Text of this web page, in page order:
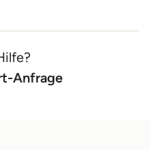
Anfrage